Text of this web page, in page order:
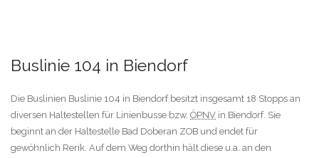
Buslinie 104 in Biendorf
Die Buslinien Buslinie 104 in Biendorf besitzt insgesamt 18 Stopps an
diversen Haltestellen für Linienbusse bzw. ÖPNV in Biendorf. Sie
beginnt an der Haltestelle Bad Doberan ZOB und endet für
gewöhnlich Rerik. Auf dem Weg dorthin hält diese u.a. an den